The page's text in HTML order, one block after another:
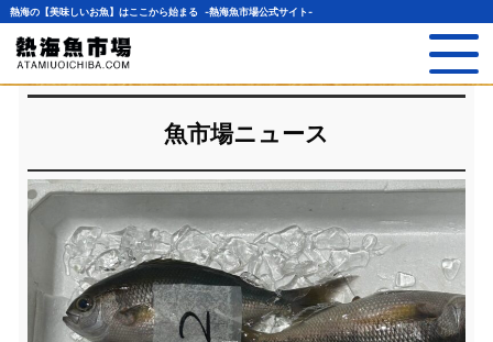
熱海の【美味しいお魚】はここから始まる -熱海魚市場公式サイト-
魚市場ニュース